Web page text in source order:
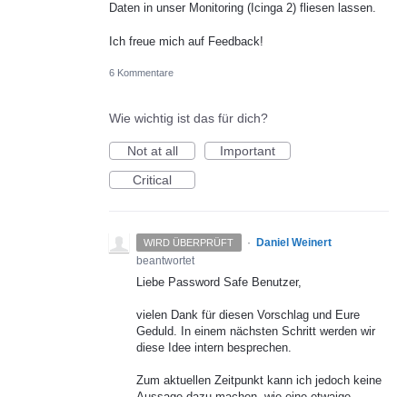
Daten in unser Monitoring (Icinga 2) fliesen lassen.
Ich freue mich auf Feedback!
6 Kommentare
Wie wichtig ist das für dich?
Not at all
Important
Critical
WIRD ÜBERPRÜFT · Daniel Weinert
beantwortet
Liebe Password Safe Benutzer,
vielen Dank für diesen Vorschlag und Eure
Geduld. In einem nächsten Schritt werden wir
diese Idee intern besprechen.
Zum aktuellen Zeitpunkt kann ich jedoch keine